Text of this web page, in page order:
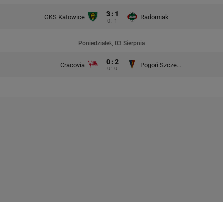
GKS Katowice 3 : 1
0 : 1
Radomiak
Poniedziałek, 03 Sierpnia
Cracovia 0 : 2
0 : 0
Pogoń Szczecin